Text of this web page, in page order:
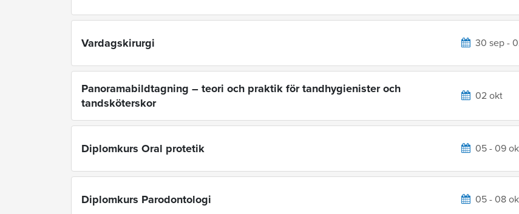
Vardagskirurgi 30 sep -
Panoramabildtagning – teori och praktik för tandhygienister och
tandsköterskor
02 okt
Diplomkurs Oral protetik 05 - 09
Diplomkurs Parodontologi 05 - 08